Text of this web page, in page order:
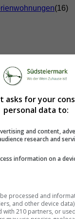
(16)
asks for your
personal data to:
and content,
research and
information on a
processed and
and other device
with 210 partners, or